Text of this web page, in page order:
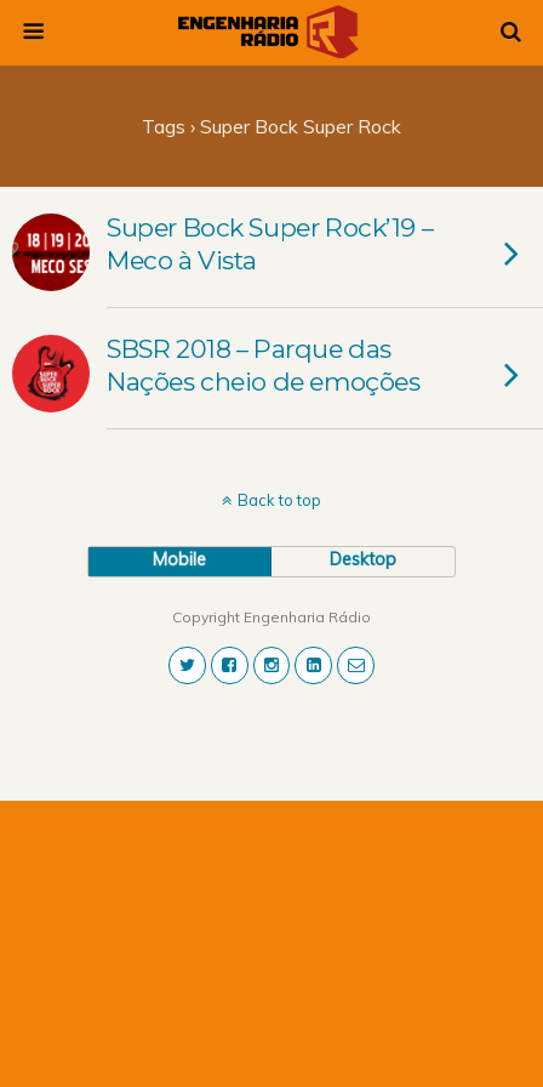
Tags › Super Bock Super Rock
Super Bock Super Rock’19 –
Meco à Vista
SBSR 2018 – Parque das
Nações cheio de emoções
Back to top
Mobile Desktop
Copyright Engenharia Rádio